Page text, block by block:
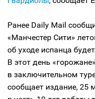
Ранее Daily Mail
«Манчестер Сити»
об уходе испанца
В этот день
в заключительном
сообщает издание, 25